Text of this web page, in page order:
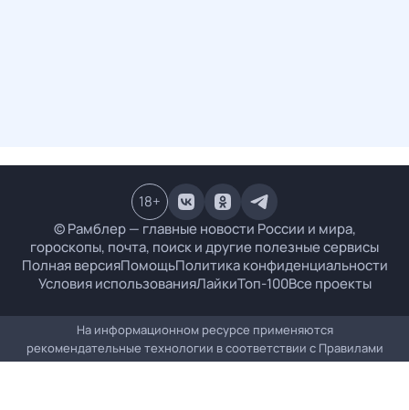
© Рамблер — главные новости России и мира,
гороскопы, почта, поиск и другие полезные сервисы
Полная версияПомощьПолитика конфиденциальности
Условия использованияЛайкиТоп-100Все проекты
18+
На информационном ресурсе применяются
рекомендательные технологии в соответствии с Правилами